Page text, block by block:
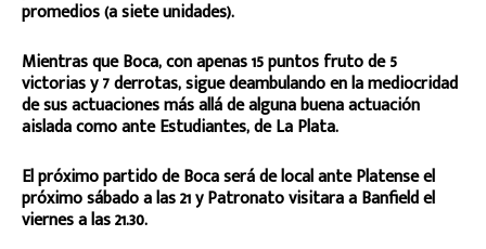
promedios (a siete unidades).
Mientras que Boca, con apenas 15 puntos fruto de 5
victorias y 7 derrotas, sigue deambulando en la mediocridad
de sus actuaciones más allá de alguna buena actuación
aislada como ante Estudiantes, de La Plata.
El próximo partido de Boca será de local ante Platense el
próximo sábado a las 21 y Patronato visitara a Banfield el
viernes a las 21.30.